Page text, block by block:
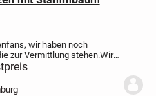
wir haben noch
zur Vermittlung stehen.Wir
Bärchen und suchen die
der Welt. Sie sind aktiv,
und sind weder scheu